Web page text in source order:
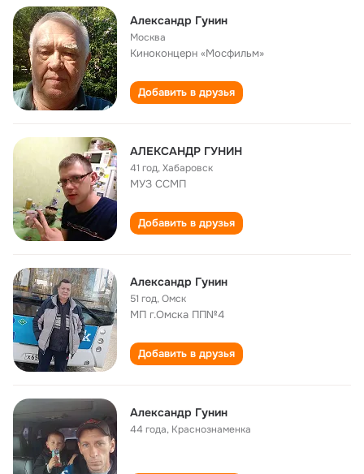
Александр Гунин
Москва
Киноконцерн «Мосфильм»
Добавить в друзья
АЛЕКСАНДР ГУНИН
41 год,Хабаровск
МУЗ ССМП
Добавить в друзья
Александр Гунин
51 год,Омск
МП г.Омска ПП№4
Добавить в друзья
Александр Гунин
44 года, Краснознаменка